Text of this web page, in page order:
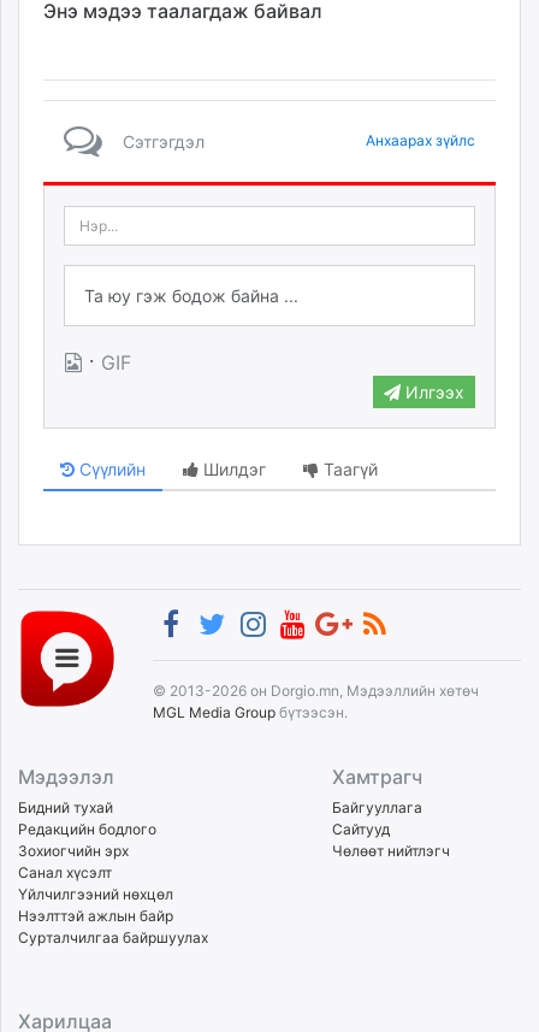
Энэ мэдээ таалагдаж байвал
Сэтгэгдэл Анхаарах зүйлс
· GIF
Илгээх
Сүүлийн Шилдэг Таагүй
© 2013-2026 он Dorgio.mn, Мэдээллийн хөтөч
MGL Media Group бүтээсэн.
Мэдээлэл
Бидний тухай
Редакцийн бодлого
Зохиогчийн эрх
Санал хүсэлт
Үйлчилгээний нөхцөл
Нээлттэй ажлын байр
Сурталчилгаа байршуулах
Хамтрагч
Байгууллага
Сайтууд
Чөлөөт нийтлэгч
Харилцаа